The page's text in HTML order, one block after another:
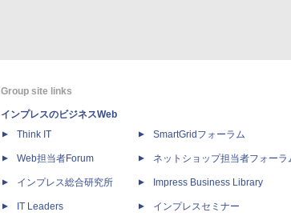
Group site links
インプレスのビジネスWeb
Think IT
Web担当者Forum
インプレス総合研究所
IT Leaders
SmartGridフォーラム
ネットショップ担当者フォーラ
Impress Business Library
インプレスセミナー